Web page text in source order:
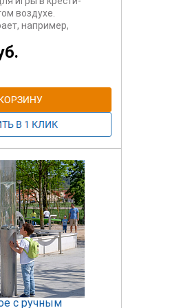
воздухе.
например,
Игроки по
свободные клетки
выстроивший в ряд
вертикали,
предполагает
и зрителей.
с ручным